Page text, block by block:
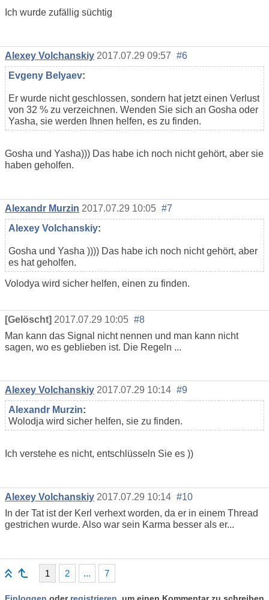
Ich wurde zufällig süchtig
Alexey Volchanskiy 2017.07.29 09:57 #6
Evgeny Belyaev:
Er wurde nicht geschlossen, sondern hat jetzt einen Verlust
von 32 % zu verzeichnen. Wenden Sie sich an Gosha oder
Yasha, sie werden Ihnen helfen, es zu finden.
Gosha und Yasha))) Das habe ich noch nicht gehört, aber sie
haben geholfen.
Alexandr Murzin 2017.07.29 10:05 #7
Alexey Volchanskiy:
Gosha und Yasha )))) Das habe ich noch nicht gehört, aber
es hat geholfen.
Volodya wird sicher helfen, einen zu finden.
[Gelöscht] 2017.07.29 10:05 #8
Man kann das Signal nicht nennen und man kann nicht
sagen, wo es geblieben ist. Die Regeln ...
Alexey Volchanskiy 2017.07.29 10:14 #9
Alexandr Murzin:
Wolodja wird sicher helfen, sie zu finden.
Ich verstehe es nicht, entschlüsseln Sie es ))
Alexey Volchanskiy 2017.07.29 10:14 #10
In der Tat ist der Kerl verhext worden, da er in einem Thread
gestrichen wurde. Also war sein Karma besser als er...
1 2 ... 7